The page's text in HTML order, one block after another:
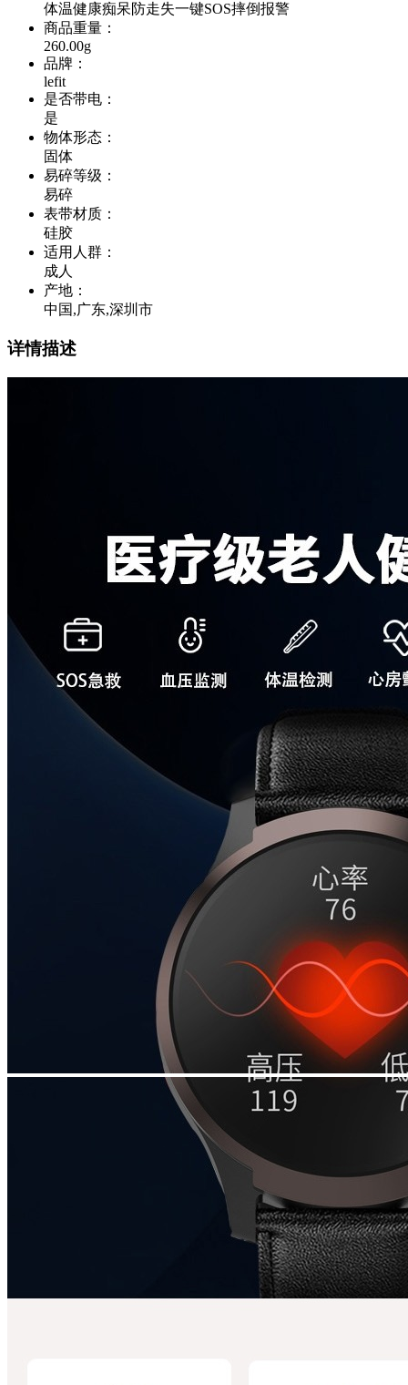
体温健康痴呆防走失一键SOS摔倒报警
商品重量 ：
260.00g
品牌 ：
lefit
是否带电 ：
是
物体形态 ：
固体
易碎等级 ：
易碎
表带材质 ：
硅胶
适用人群 ：
成人
产地 ：
中国,广东,深圳市
详情描述